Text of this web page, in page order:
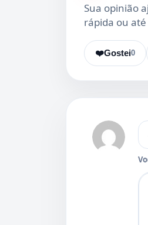
Sua opinião
rápida ou até
❤️ 0
Gostei